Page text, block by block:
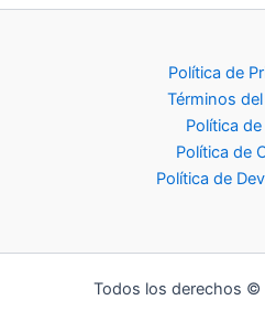
Política de
Términos
Política
Política de
Política de
Todos los derechos ©